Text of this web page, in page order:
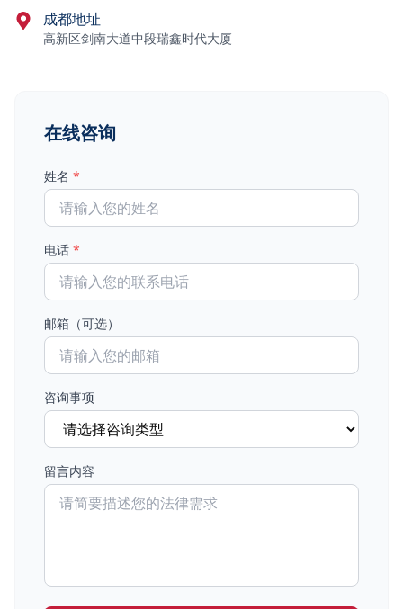
成都地址
高新区剑南大道中段瑞鑫时代大厦
在线咨询
姓名 *
电话 *
邮箱（可选）
咨询事项
留言内容